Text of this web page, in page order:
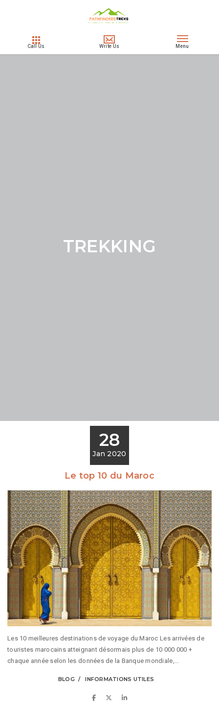
TREKKING
28
Jan 2020
Le top 10 du Maroc
Les 10 meilleures destinations de voyage du Maroc Les arrivées de
touristes marocains atteignant désormais plus de 10 000 000 +
chaque année selon les données de la Banque mondiale,...
BLOG INFORMATIONS UTILES